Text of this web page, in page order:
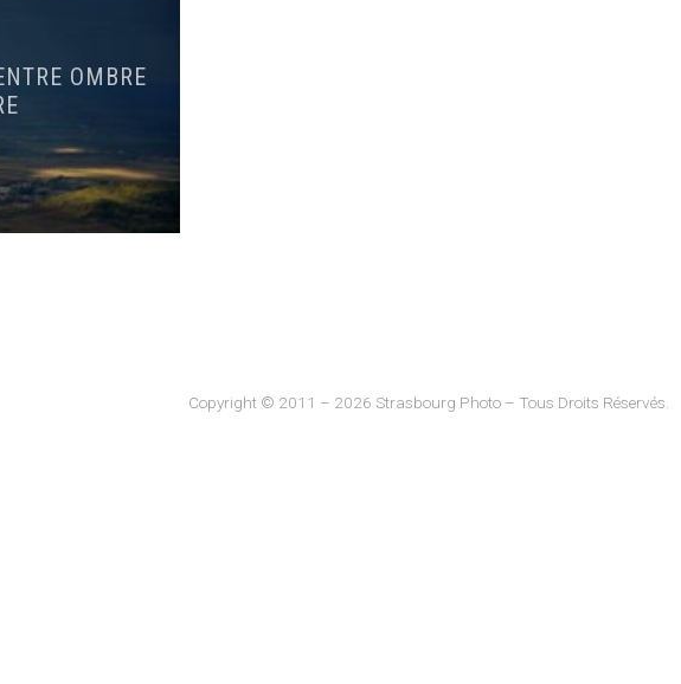
OMBRE
Copyright © 2011 – 2026 Strasbourg Photo – Tous Droits Réservés.